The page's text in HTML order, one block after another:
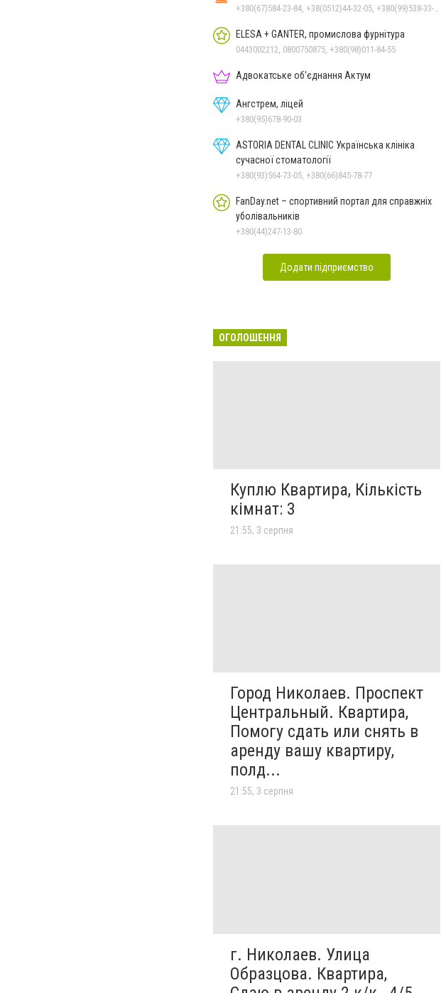
ELESA + GANTER, промислова фурнітура
0443002212, 0800750875, +380(98)011-84-55
Адвокатське об'єднання Актум
Ангстрем, ліцей
+380(95)678-90-03
ASTORIA DENTAL CLINIC Українська клініка
сучасної стоматології
+380(93)564-73-05, +380(66)845-78-77
FanDay.net – спортивний портал для справжніх
уболівальників
+380(44)247-13-80
Додати підприємство
ОГОЛОШЕННЯ
Куплю Квартира, Кількість
кімнат: 3
21:55, 3 серпня
Город Николаев. Проспект
Центральный. Квартира,
Помогу сдать или снять в
аренду вашу квартиру,
полд...
21:55, 3 серпня
г. Николаев. Улица
Образцова. Квартира,